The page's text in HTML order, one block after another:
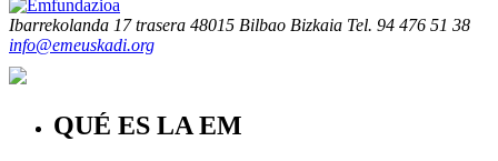
Ibarrekolanda 17 trasera 48015 Bilbao Bizkaia Tel. 94 476 51 38
info@emeuskadi.org
QUÉ ES LA EM